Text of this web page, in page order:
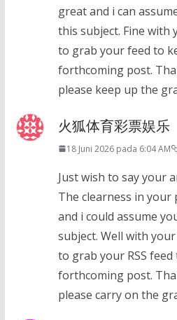
great and i can
this subject. Fine with
to grab your feed to
forthcoming post.
please keep up the
火狐体育彩票娱乐
18 Juni 2026 pada 6:04 AM
Just wish to say your
The clearness in your
and i could assume
subject. Well with
to grab your RSS
forthcoming post.
please carry on the